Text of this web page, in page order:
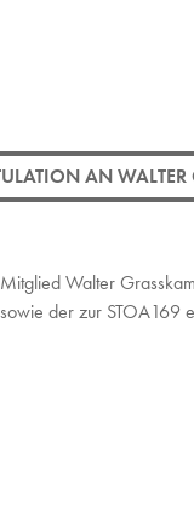
AN
Walter
der zur STOA169